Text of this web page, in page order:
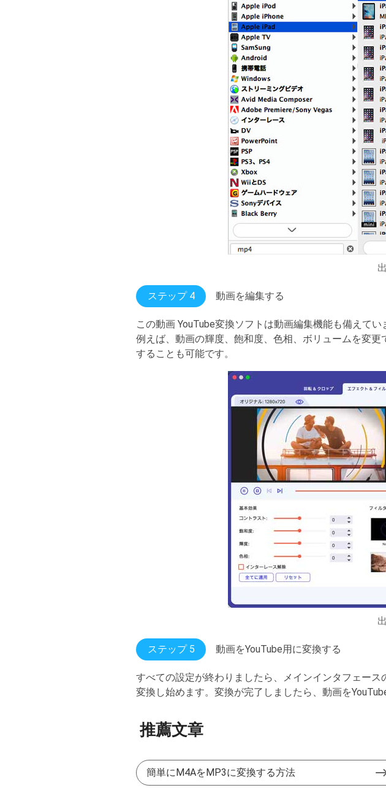
ステップ 4 動画を編集する
この動画 YouTube変換ソフトは動画編集機能も備えて
例えば、動画の輝度、飽和度、色相、ボリュームを変
することも可能です。
ステップ 5 動画をYouTube用に変換する
すべての設定が終わりましたら、メインインタフェー
変換し始めます。変換が完了しましたら、動画を
推薦文章
簡単にM4AをMP3に変換する方法